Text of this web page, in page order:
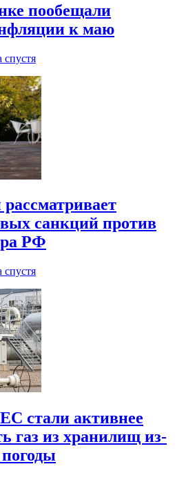
пообещали
к маю
спустя
санкций против
РФ
спустя
стали активнее
газ из хранилищ из-